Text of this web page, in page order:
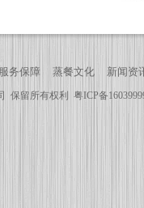
服务保障 蒸餐文化 新闻资
保留所有权利 粤ICP备